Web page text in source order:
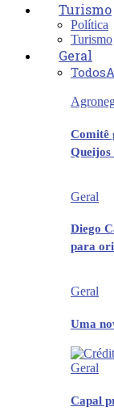
Turismo
Política
Turismo
Geral
Todos
Comitê
Queijos
Geral
Diego
para
Geral
Uma
Geral
Capal